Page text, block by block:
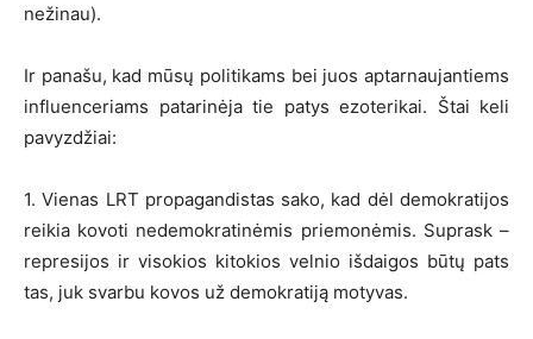
nežinau).
Ir panašu, kad mūsų politikams bei juos aptarnaujantiems
influenceriams patarinėja tie patys ezoterikai. Štai keli
pavyzdžiai:
1. Vienas LRT propagandistas sako, kad dėl demokratijos
reikia kovoti nedemokratinėmis priemonėmis. Suprask –
represijos ir visokios kitokios velnio išdaigos būtų pats
tas, juk svarbu kovos už demokratiją motyvas.